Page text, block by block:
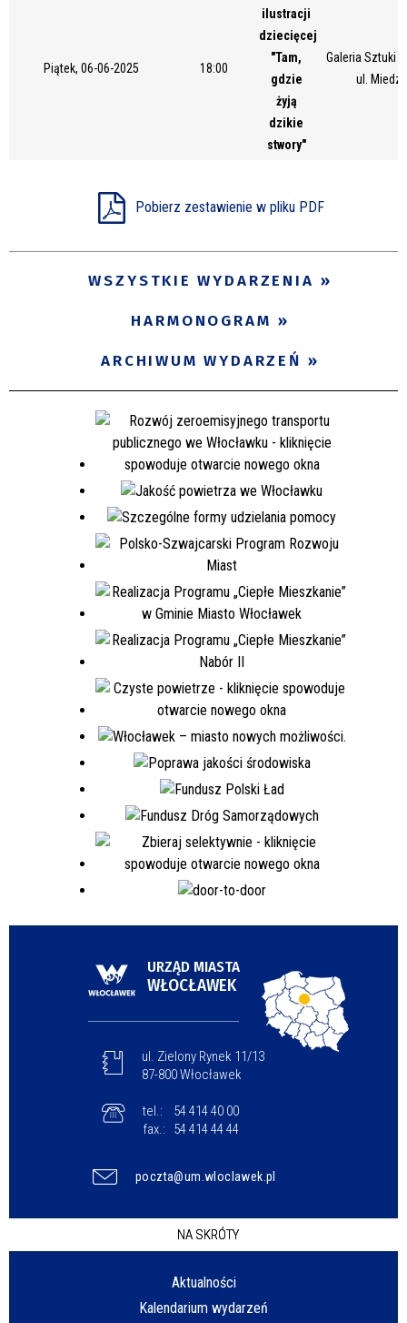
Piątek, 06-06-2025 18:00
ilustracji
dziecięcej
"Tam,
gdzie
żyją
dzikie
stwory"
Galeria Sztuki
ul.
Pobierz zestawienie w pliku PDF
WSZYSTKIE WYDARZENIA
HARMONOGRAM
ARCHIWUM WYDARZEŃ
URZĄD MIASTA
WŁOCŁAWEK
ul. Zielony Rynek 11/13
87-800 Włocławek
tel.:
54 414 40 00
fax.:
54 414 44 44
poczta@um.wloclawek.pl
NA SKRÓTY
Aktualności
Kalendarium wydarzeń